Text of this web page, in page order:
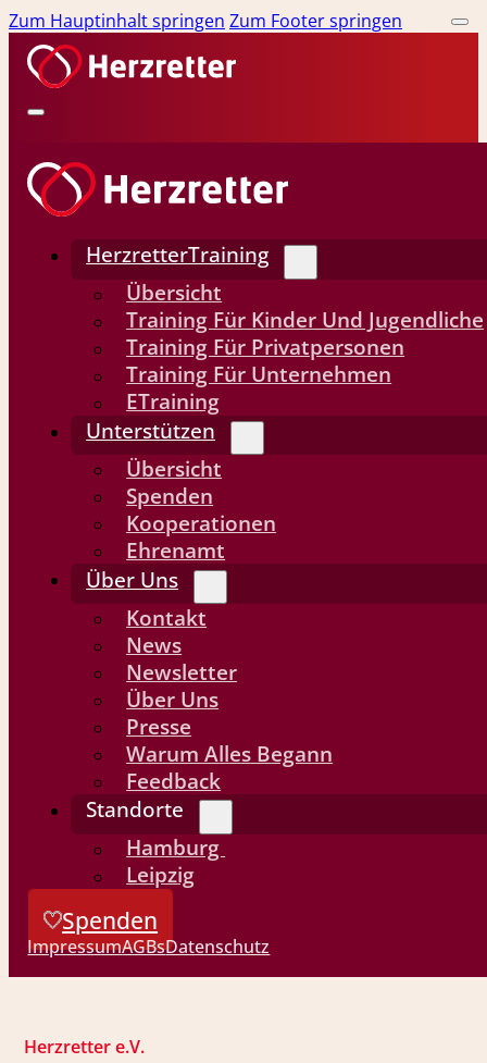
Zum Hauptinhalt springen Zum Footer springen
HerzretterTraining
Übersicht
Training Für Kinder Und Jugendliche
Training Für Privatpersonen
Training Für Unternehmen
ETraining
Unterstützen
Übersicht
Spenden
Kooperationen
Ehrenamt
Über Uns
Kontakt
News
Newsletter
Über Uns
Presse
Warum Alles Begann
Feedback
Standorte
Hamburg
Leipzig
Spenden
ImpressumAGBsDatenschutz
Herzretter e.V.